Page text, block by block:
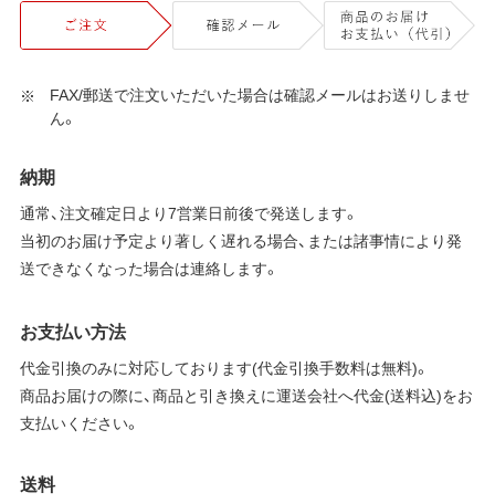
FAX/郵送で注文いただいた場合は確認メールはお送りしませ
ん。
納期
通常、注文確定日より7営業日前後で発送します。
当初のお届け予定より著しく遅れる場合、または諸事情により発
送できなくなった場合は連絡します。
お支払い方法
代金引換のみに対応しております(代金引換手数料は無料)。
商品お届けの際に、商品と引き換えに運送会社へ代金(送料込)をお
支払いください。
送料